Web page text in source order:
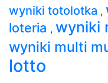
wyniki totolotka ,
loteria , wyniki
wyniki multi
lotto